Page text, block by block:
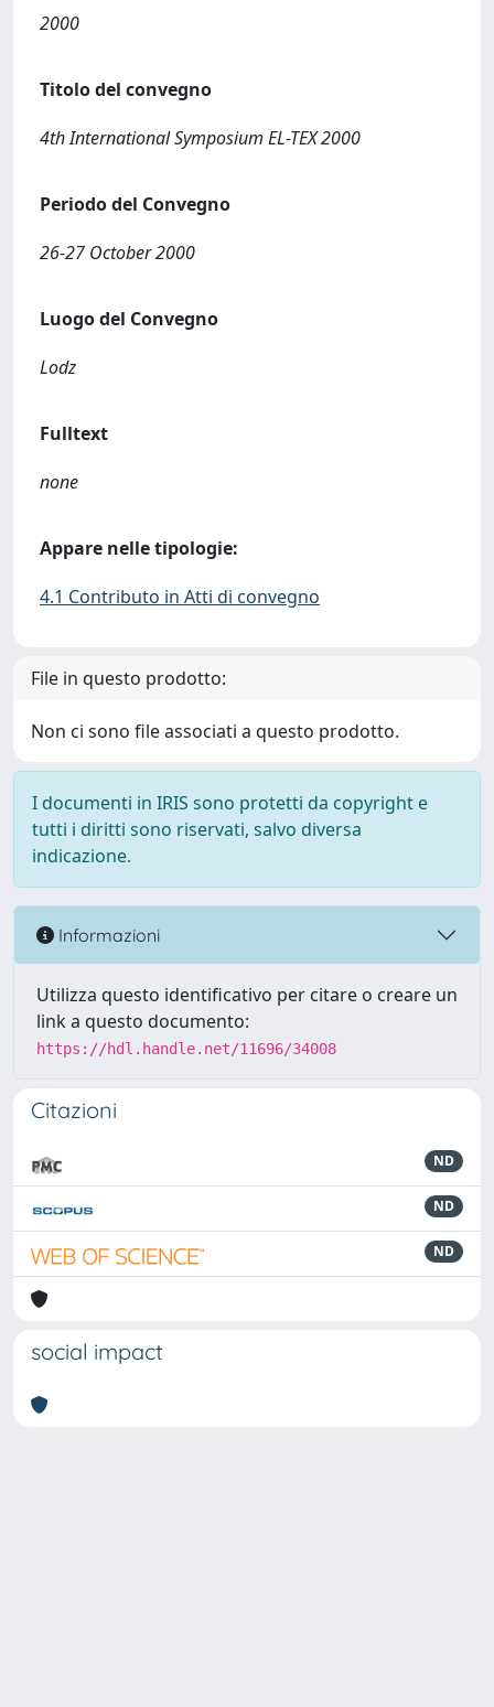
2000
Titolo del convegno
4th International Symposium EL-TEX 2000
Periodo del Convegno
26-27 October 2000
Luogo del Convegno
Lodz
Fulltext
none
Appare nelle tipologie:
4.1 Contributo in Atti di convegno
File in questo prodotto:
Non ci sono file associati a questo prodotto.
I documenti in IRIS sono protetti da copyright e
tutti i diritti sono riservati, salvo diversa
indicazione.
Informazioni
Utilizza questo identificativo per citare o creare un
link a questo documento:
https://hdl.handle.net/11696/34008
Citazioni
ND
ND
ND
social impact